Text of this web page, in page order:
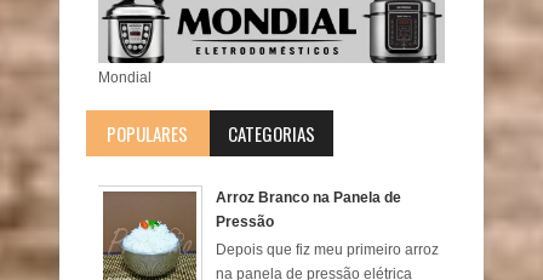
Mondial
POPULARES CATEGORIAS
Arroz Branco na Panela de
Pressão
Depois que fiz meu primeiro arroz
na panela de pressão elétrica